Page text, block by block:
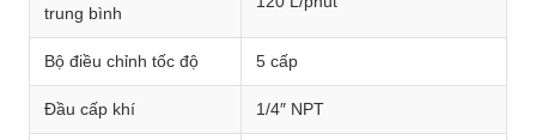
trung bình
Bộ điều chỉnh tốc độ 5 cấp
Đầu cấp khí 1/4″ NPT